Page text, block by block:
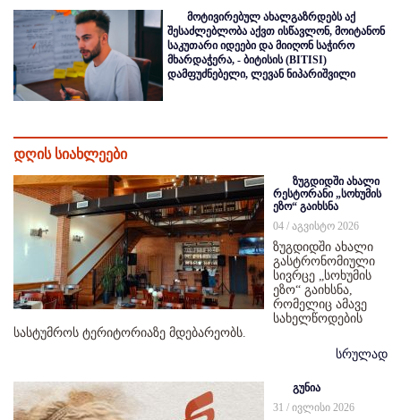
მოტივირებულ ახალგაზრდებს აქ
შესაძლებლობა აქვთ ისწავლონ, მოიტანონ
საკუთარი იდეები და მიიღონ საჭირო
მხარდაჭერა, - ბიტისის (BITISI)
დამფუძნებელი, ლევან ნიპარიშვილი
დღის სიახლეები
ზუგდიდში ახალი
რესტორანი „სოხუმის
ეზო“ გაიხსნა
04 / აგვისტო 2026
ზუგდიდში ახალი
გასტრონომიული
სივრცე „სოხუმის
ეზო“ გაიხსნა,
რომელიც ამავე
სახელწოდების
სასტუმროს ტერიტორიაზე მდებარეობს.
სრულად
გუნია
31 / ივლისი 2026